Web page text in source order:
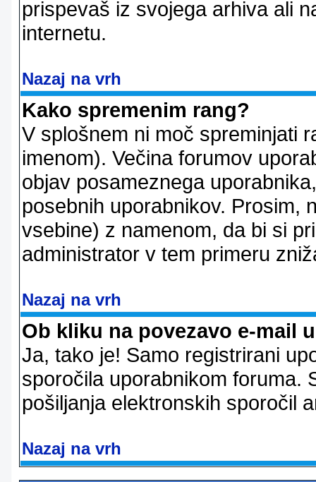
prispevaš iz svojega arhiva ali
internetu.
Nazaj na vrh
Kako spremenim rang?
V splošnem ni moč spreminjati
imenom). Večina forumov
objav posameznega
posebnih uporabnikov. Prosim,
vsebine) z namenom, da bi si
administrator v tem primeru
Nazaj na vrh
Ob kliku na povezavo e-mail
Ja, tako je! Samo registrirani
sporočila uporabnikom foruma.
pošiljanja elektronskih sporočil
Nazaj na vrh